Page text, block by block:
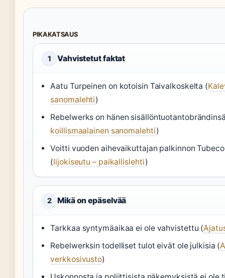
PIKAKATSAUS
1 Vahvistetut faktat
Aatu Turpeinen on kotoisin Taivalkoskelta (
sanomalehti)
Rebelwerks on hänen
koillismaalainen sanomalehti)
Voitti vuoden aihevaikuttajan palkinnon
(Iijokiseutu – paikallislehti)
2 Mikä on epäselvää
Tarkkaa syntymäaikaa ei ole vahvistettu (
Rebelwerksin todelliset tulot eivät ole julkisia (
verkkosivusto)